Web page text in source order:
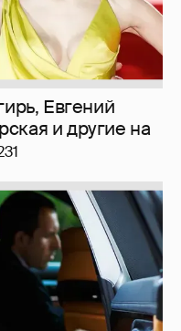
Евгений
и другие на